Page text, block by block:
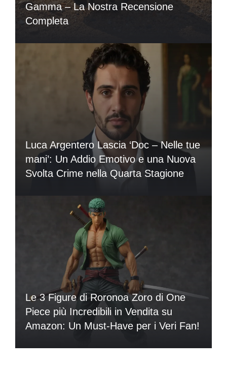
Gamma – La Nostra Recensione
Completa
Luca Argentero Lascia ‘Doc – Nelle tue
mani’: Un Addio Emotivo e una Nuova
Svolta Crime nella Quarta Stagione
Le 3 Figure di Roronoa Zoro di One
Piece più Incredibili in Vendita su
Amazon: Un Must-Have per i Veri Fan!